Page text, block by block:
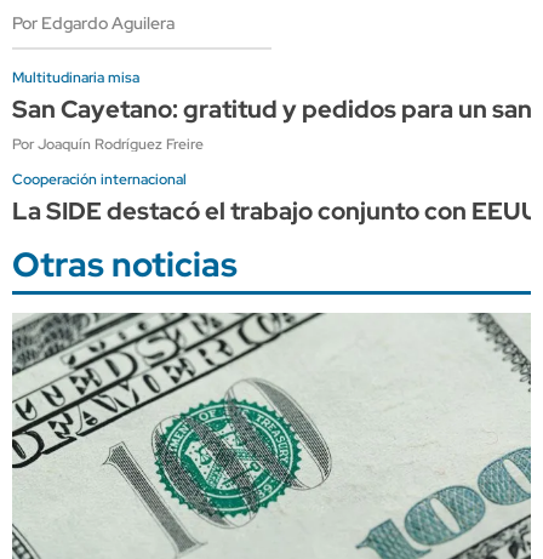
Por Edgardo Aguilera
Multitudinaria misa
San Cayetano: gratitud y pedidos para un
Por Joaquín Rodríguez Freire
Cooperación internacional
La SIDE destacó el trabajo conjunto con
Otras noticias